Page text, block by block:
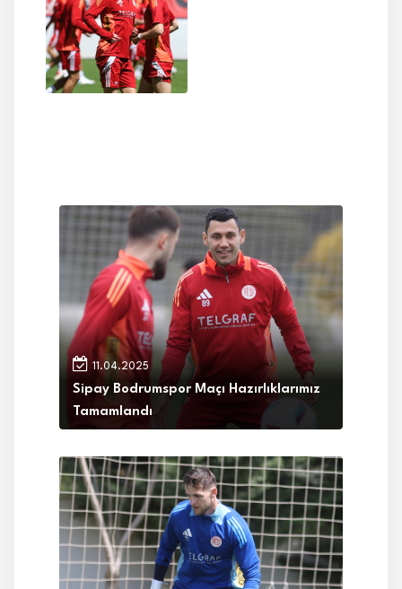
11.04.2025
Sipay Bodrumspor Maçı Hazırlıklarımız
Tamamlandı